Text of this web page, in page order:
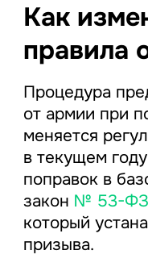
Как
правила
Процедура
от армии при
меняется
в текущем
поправок в
закон № 53-ФЗ
который
призыва.